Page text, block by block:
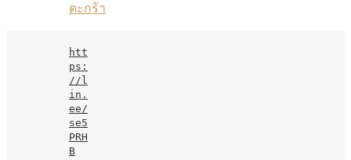
ตะกร้า
htt
ps:
//l
in.
ee/
se5
PRH
B